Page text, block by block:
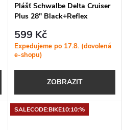
Plášť Schwalbe Delta Cruiser
Plus 28" Black+Reflex
599 Kč
Expedujeme po 17.8. (dovolená
e-shopu)
ZOBRAZIT
SALECODE:BIKE10:10:%